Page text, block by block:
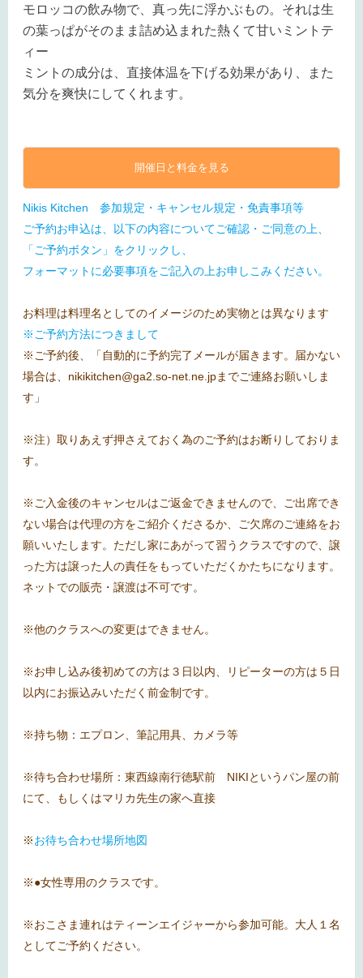
モロッコの飲み物で、真っ先に浮かぶもの。それは生
の葉っぱがそのまま詰め込まれた熱くて甘いミントテ
ィー
ミントの成分は、直接体温を下げる効果があり、また
気分を爽快にしてくれます。
開催日と料金を見る
Nikis Kitchen 参加規定・キャンセル規定・免責事項等
ご予約お申込は、以下の内容についてご確認・ご同意の上、
「ご予約ボタン」をクリックし、
フォーマットに必要事項をご記入の上お申しこみください。
お料理は料理名としてのイメージのため実物とは異なります
※ご予約方法につきまして
※ご予約後、「自動的に予約完了メールが届きます。届かない
場合は、nikikitchen@ga2.so-net.ne.jpまでご連絡お願いしま
す」
※注）取りあえず押さえておく為のご予約はお断りしておりま
す。
※ご入金後のキャンセルはご返金できませんので、ご出席でき
ない場合は代理の方をご紹介くださるか、ご欠席のご連絡をお
願いいたします。ただし家にあがって習うクラスですので、譲
った方は譲った人の責任をもっていただくかたちになります。
ネットでの販売・譲渡は不可です。
※他のクラスへの変更はできません。
※お申し込み後初めての方は３日以内、リピーターの方は５日
以内にお振込みいただく前金制です。
※持ち物：エプロン、筆記用具、カメラ等
※待ち合わせ場所：東西線南行徳駅前 NIKIというパン屋の前
にて、もしくはマリカ先生の家へ直接
※お待ち合わせ場所地図
※●女性専用のクラスです。
※おこさま連れはティーンエイジャーから参加可能。大人１名
としてご予約ください。